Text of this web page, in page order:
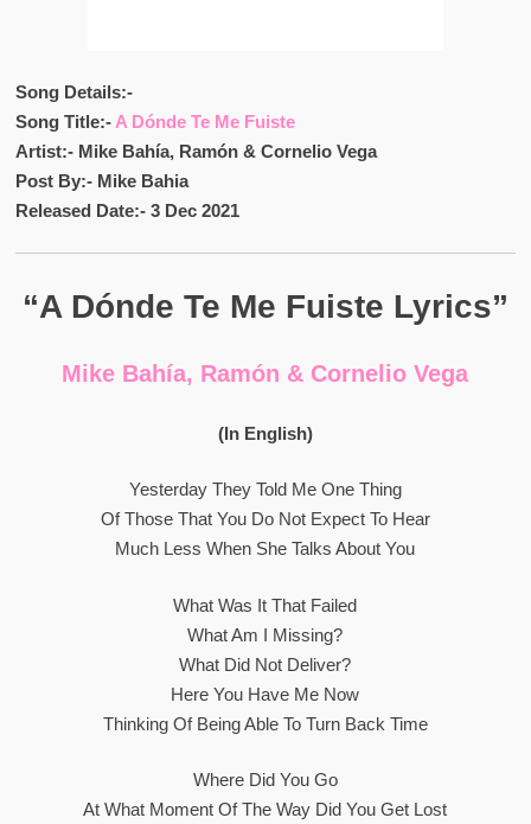
Song Details:-
Song Title:-A Dónde Te Me Fuiste
Artist:- Mike Bahía, Ramón & Cornelio Vega
Post By:- Mike Bahia
Released Date:- 3 Dec 2021
“A Dónde Te Me Fuiste Lyrics”
Mike Bahía, Ramón & Cornelio Vega
(In English)
Yesterday They Told Me One Thing
Of Those That You Do Not Expect To Hear
Much Less When She Talks About You
What Was It That Failed
What Am I Missing?
What Did Not Deliver?
Here You Have Me Now
Thinking Of Being Able To Turn Back Time
Where Did You Go
At What Moment Of The Way Did You Get Lost